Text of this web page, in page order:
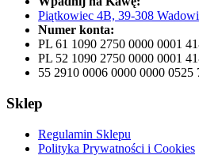
Piątkowiec 4B, 39-308
Numer konta:
PL 61 1090 2750 0000 0001
PL 52 1090 2750 0000 0001
55 2910 0006 0000 0000 0525
Sklep
Regulamin Sklepu
Polityka Prywatności i Cookies